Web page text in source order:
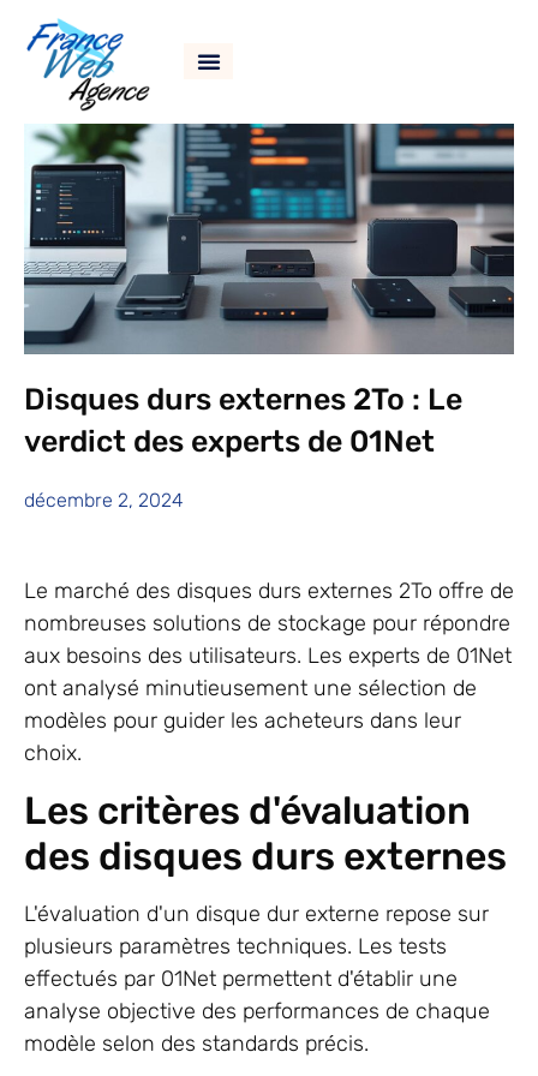
Disques durs externes 2To : Le
verdict des experts de 01Net
décembre 2, 2024
Le marché des disques durs externes 2To offre de
nombreuses solutions de stockage pour répondre
aux besoins des utilisateurs. Les experts de 01Net
ont analysé minutieusement une sélection de
modèles pour guider les acheteurs dans leur
choix.
Les critères d'évaluation
des disques durs externes
L'évaluation d'un disque dur externe repose sur
plusieurs paramètres techniques. Les tests
effectués par 01Net permettent d'établir une
analyse objective des performances de chaque
modèle selon des standards précis.